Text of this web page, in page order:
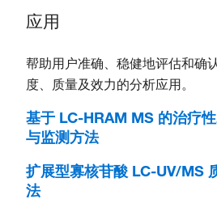
应用
帮助用户准确、稳健地评估和确
度、质量及效力的分析应用。
基于 LC-HRAM MS 的治疗
与监测方法
扩展型寡核苷酸 LC-UV/MS
法